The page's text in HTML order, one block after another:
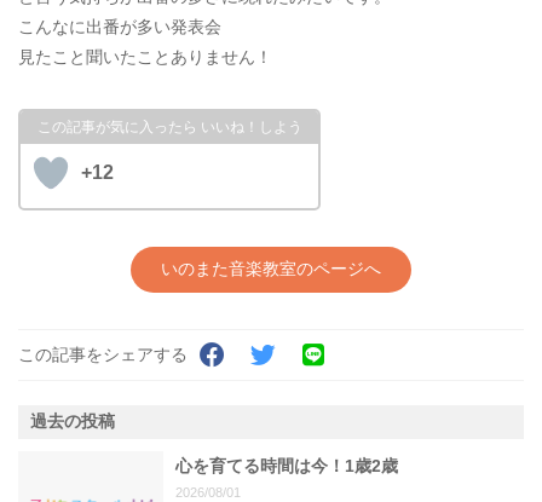
こんなに出番が多い発表会
見たこと聞いたことありません！
+12
いのまた音楽教室のページへ
この記事をシェアする
過去の投稿
心を育てる時間は今！1歳2歳
2026/08/01